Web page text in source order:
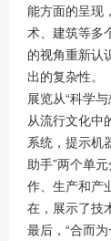
能方面的呈现
术、建筑等多
的视角重新认
出的复杂性。
展览从“科学
从流行文化中
系统，提示机
助手”两个单
作、生产和产
在，展示了技
最后，“合而